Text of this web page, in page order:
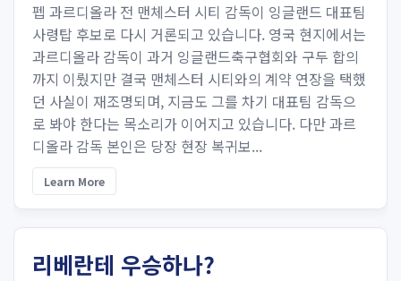
펩 과르디올라 전 맨체스터 시티 감독이 잉글랜드 대표팀
사령탑 후보로 다시 거론되고 있습니다. 영국 현지에서는
과르디올라 감독이 과거 잉글랜드축구협회와 구두 합의
까지 이뤘지만 결국 맨체스터 시티와의 계약 연장을 택했
던 사실이 재조명되며, 지금도 그를 차기 대표팀 감독으
로 봐야 한다는 목소리가 이어지고 있습니다. 다만 과르
디올라 감독 본인은 당장 현장 복귀보...
Learn More
리베란테 우승하나?